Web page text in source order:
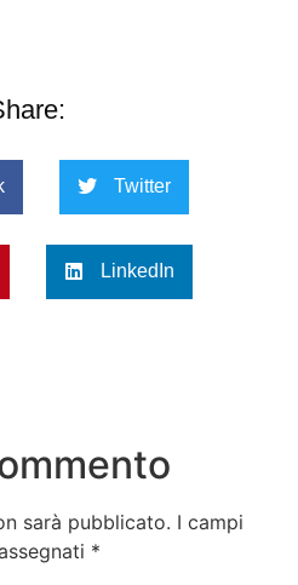
Twitter
LinkedIn
sarà pubblicato. I campi
*